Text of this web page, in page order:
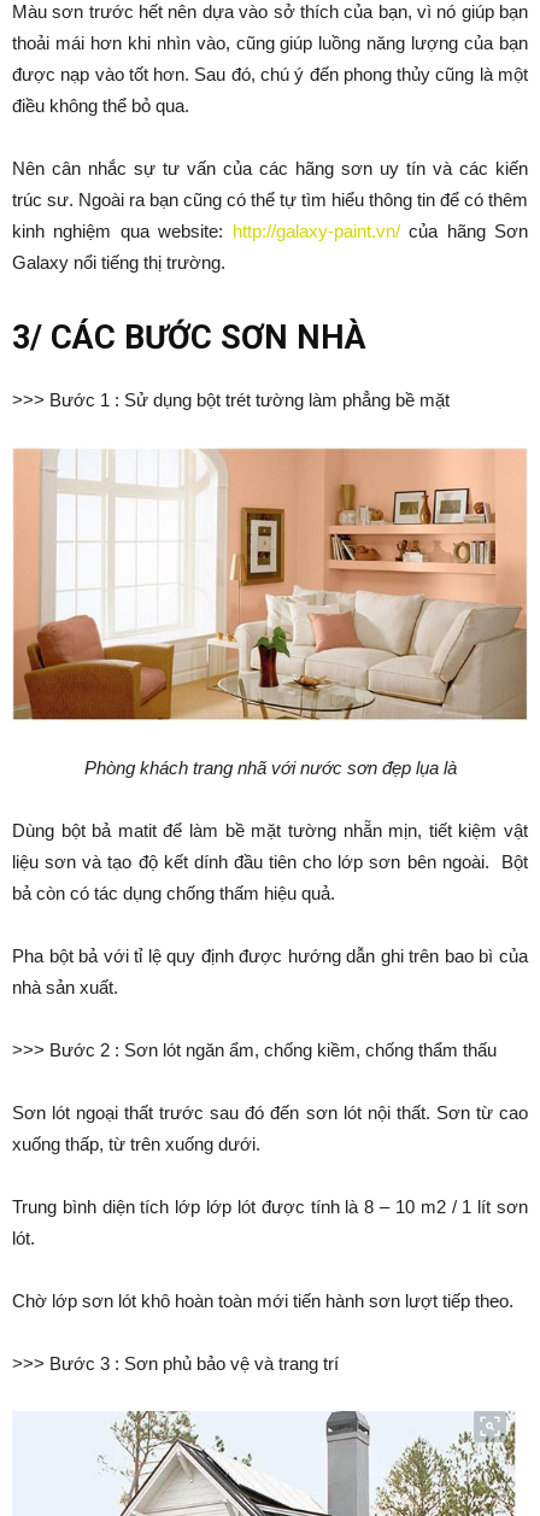
Màu sơn trước hết nên dựa vào sở thích của bạn, vì nó giúp bạn
thoải mái hơn khi nhìn vào, cũng giúp luồng năng lượng của bạn
được nạp vào tốt hơn. Sau đó, chú ý đến phong thủy cũng là một
điều không thể bỏ qua.
Nên cân nhắc sự tư vấn của các hãng sơn uy tín và các kiến
trúc sư. Ngoài ra bạn cũng có thể tự tìm hiểu thông tin để có thêm
kinh nghiệm qua website: http://galaxy-paint.vn/của hãng Sơn
Galaxy nổi tiếng thị trường.
3/ CÁC BƯỚC SƠN NHÀ
>>> Bước 1 : Sử dụng bột trét tường làm phẳng bề mặt
Phòng khách trang nhã với nước sơn đẹp lụa là
Dùng bột bả matit để làm bề mặt tường nhẵn mịn, tiết kiệm vật
liệu sơn và tạo độ kết dính đầu tiên cho lớp sơn bên ngoài. Bột
bả còn có tác dụng chống thấm hiệu quả.
Pha bột bả với tỉ lệ quy định được hướng dẫn ghi trên bao bì của
nhà sản xuất.
>>> Bước 2 : Sơn lót ngăn ẩm, chống kiềm, chống thẩm thấu
Sơn lót ngoại thất trước sau đó đến sơn lót nội thất. Sơn từ cao
xuống thấp, từ trên xuống dưới.
Trung bình diện tích lớp lớp lót được tính là 8 – 10 m2 / 1 lít sơn
lót.
Chờ lớp sơn lót khô hoàn toàn mới tiến hành sơn lượt tiếp theo.
>>> Bước 3 : Sơn phủ bảo vệ và trang trí